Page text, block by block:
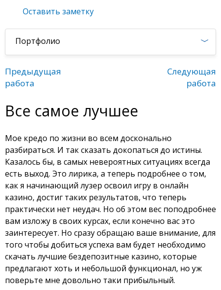
Оставить заметку
Портфолио
Предыдущая
работа
Следующая
работа
Все самое лучшее
Мое кредо по жизни во всем досконально
разбираться. И так сказать докопаться до истины.
Казалось бы, в самых невероятных ситуациях всегда
есть выход. Это лирика, а теперь подробнее о том,
как я начинающий лузер освоил игру в онлайн
казино, достиг таких результатов, что теперь
практически нет неудач. Но об этом вес поподробнее
вам изложу в своих курсах, если конечно вас это
заинтересует. Но сразу обращаю ваше внимание, для
того чтобы добиться успеха вам будет необходимо
скачать лучшие бездепозитные казино, которые
предлагают хоть и небольшой функционал, но уж
поверьте мне довольно таки прибыльный.